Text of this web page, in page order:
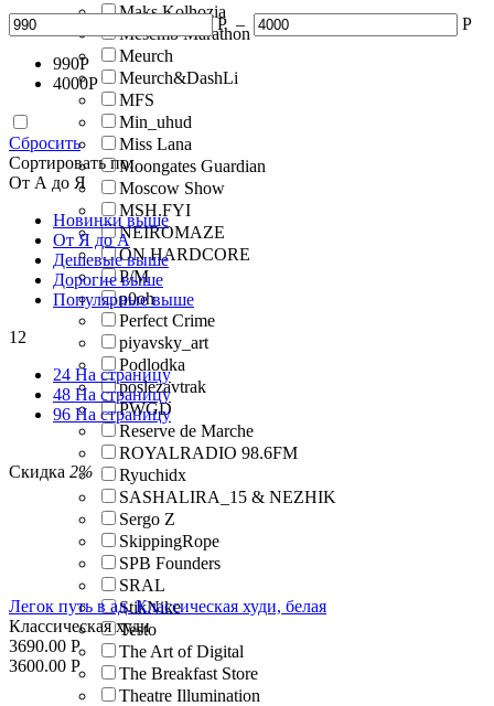
Maks Kolhozia
Mesemb Marathon
Meurch
Meurch&DashLi
MFS
Min_uhud
Miss Lana
Moongates Guardian
Moscow Show
MSH.FYI
NEIROMAZE
ON HARDCORE
P/M
p0oh
Perfect Crime
piyavsky_art
Podlodka
poslezavtrak
PWGD
Reserve de Marche
ROYALRADIO 98.6FM
Ryuchidx
SASHALIRA_15 & NEZHIK
Sergo Z
SkippingRope
SPB Founders
SRAL
StikNike
Testo
The Art of Digital
The Breakfast Store
Theatre Illumination
Р – Р
990Р
4000Р
Сбросить
Сортировать по:
От А до Я
Новинки выше
От Я до А
Дешевые выше
Дорогие выше
Популярные выше
12
24 На страницу
48 На страницу
96 На страницу
Скидка 2%
Легок путь в ад. Классическая худи, белая
Классическая худи
3690.00 Р
3600.00 Р